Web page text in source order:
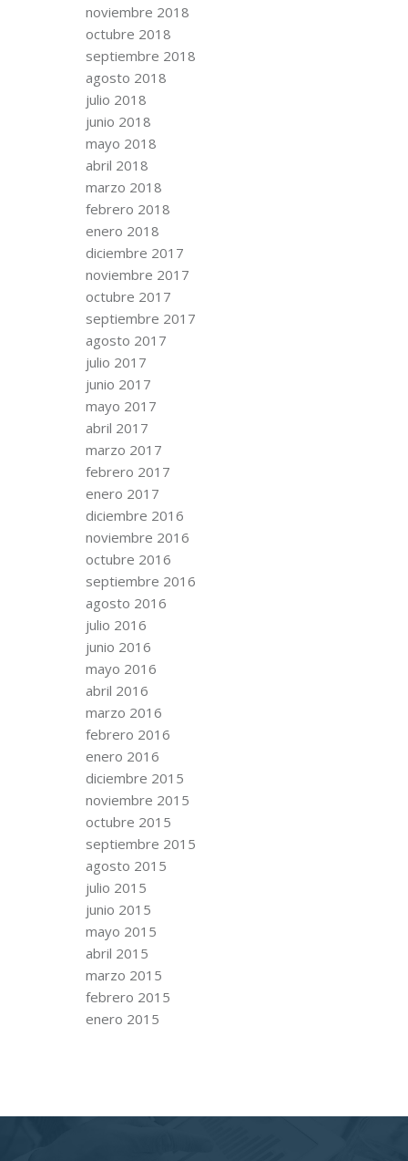
noviembre 2018
octubre 2018
septiembre 2018
agosto 2018
julio 2018
junio 2018
mayo 2018
abril 2018
marzo 2018
febrero 2018
enero 2018
diciembre 2017
noviembre 2017
octubre 2017
septiembre 2017
agosto 2017
julio 2017
junio 2017
mayo 2017
abril 2017
marzo 2017
febrero 2017
enero 2017
diciembre 2016
noviembre 2016
octubre 2016
septiembre 2016
agosto 2016
julio 2016
junio 2016
mayo 2016
abril 2016
marzo 2016
febrero 2016
enero 2016
diciembre 2015
noviembre 2015
octubre 2015
septiembre 2015
agosto 2015
julio 2015
junio 2015
mayo 2015
abril 2015
marzo 2015
febrero 2015
enero 2015